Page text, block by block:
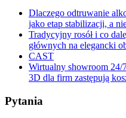
Dlaczego odtruwanie
jako etap stabilizacji, a
Tradycyjny rosół i co
głównych na elegancki
CAST
Wirtualny showroom 24/
3D dla firm zastępują
Pytania